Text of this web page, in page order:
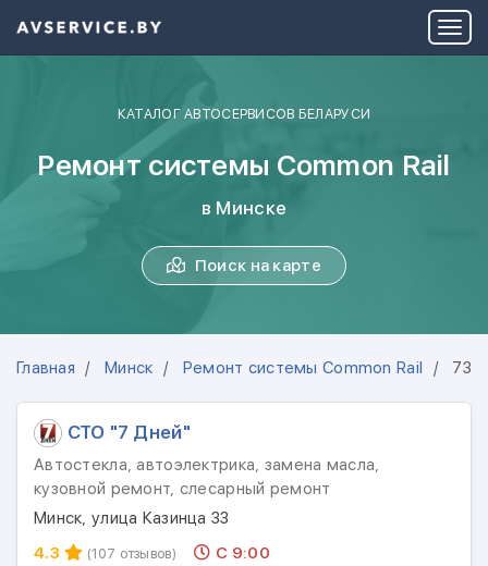
КАТАЛОГ АВТОСЕРВИСОВ БЕЛАРУСИ
Ремонт системы Common Rail
в Минске
Поиск на карте
Главная Минск Ремонт системы Common Rail 73
СТО "7 Дней"
Автостекла, автоэлектрика, замена масла,
кузовной ремонт, слесарный ремонт
Минск, улица Казинца 33
4.3
(107 отзывов) С 9:00